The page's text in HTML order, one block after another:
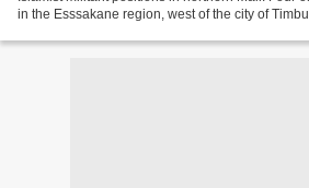
in the Esssakane region, west of the city of